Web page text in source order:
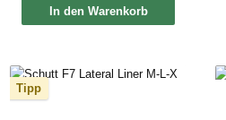
In den Warenkorb
Tipp